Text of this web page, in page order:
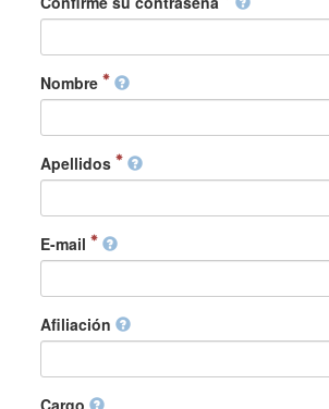
Nombre
Apellidos
E-mail
Afiliación
Cargo